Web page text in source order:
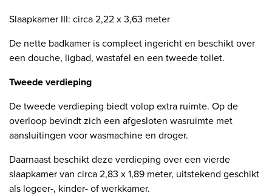
Slaapkamer III: circa 2,22 x 3,63 meter
De nette badkamer is compleet ingericht en beschikt over
een douche, ligbad, wastafel en een tweede toilet.
Tweede verdieping
De tweede verdieping biedt volop extra ruimte. Op de
overloop bevindt zich een afgesloten wasruimte met
aansluitingen voor wasmachine en droger.
Daarnaast beschikt deze verdieping over een vierde
slaapkamer van circa 2,83 x 1,89 meter, uitstekend geschikt
als logeer-, kinder- of werkkamer.